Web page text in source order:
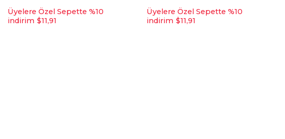
Üyelere Özel Sepette %10
indirim $11,91
Üyelere Özel Sepette %10
indirim $11,91